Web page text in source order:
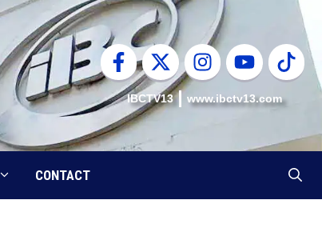
IBCTV13 www.ibctv13.com
CONTACT